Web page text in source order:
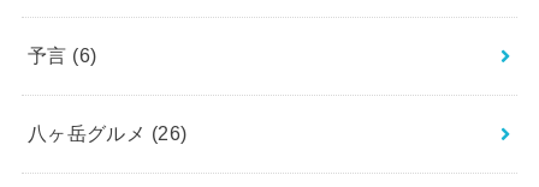
予言 (6)
八ヶ岳グルメ (26)